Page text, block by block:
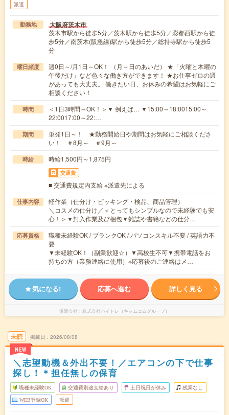
派遣
勤務地 大阪府茨木市
茨木市駅から徒歩5分／茨木駅から徒歩5分／彩都西駅から徒
歩5分／南茨木(阪急線)駅から徒歩5分／総持寺駅から徒歩5
分
曜日頻度
週0日～/月1日～OK！ （月～日のあいだ） ★「火曜と木曜の
午後だけ」など色々な働き方ができます！ ★お仕事ゼロの週
があっても大丈夫。 働きたい日、お休みの希望はお気軽にご
相談ください！
時間
＜1日3時間～OK！＞▼ 例えば… ▼15:00～18:0015:00～
22:0017:00～22:…
期間
単発1日～！ ★勤務開始日や期間はお気軽にご相談くださ
い！ ＃8月～ ＃9月～
時給 時給1,500円～1,875円
交通費
■ 交通費規定内支給 ※派遣先による
仕事内容
軽作業（仕分け・ピッキング・検品、商品管理）
＼コスメの仕分け／＜とってもシンプルなので未経験でも安
心！＞▼封入作業及び梱包▼雑誌や書籍などの仕分…
応募資格
職種未経験OK / ブランクOK / パソコンスキル不要 / 英語力不
要
▼未経験OK！（副業歓迎☆）▼高校生不可▼携帯電話をお
持ちの方（業務連絡に使用）※応募後のご連絡はメ…
気になる! 応募へ進む 詳しく見る
派遣会社 株式会社バイトレ（キャムコムグループ）
未読
NEW
掲載日 2026/08/08
＼志望動機＆外出不要！／エアコンの下で仕事
探し！＊担任無しの保育
職種未経験OK 交通費別途支給あり 土日祝日が休み 残業なし
WEB登録OK 派遣